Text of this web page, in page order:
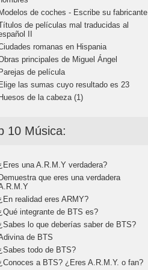
de coches - Escribe su fabricante
de películas mal traducidas al
II
romanas en Hispania
principales de Miguel Ángel
de película
las sumas cuyo resultado es 23
de la cabeza (1)
10 Música:
una A.R.M.Y verdadera?
que eres una verdadera
realidad eres ARMY?
integrante de BTS es?
lo que deberías saber de BTS?
de BTS
todo de BTS?
a BTS? ¿Eres A.R.M.Y. o fan?